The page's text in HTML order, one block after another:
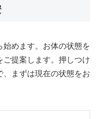
めます。お体の状態を
ご提案します。押しつけ
、まずは現在の状態をお